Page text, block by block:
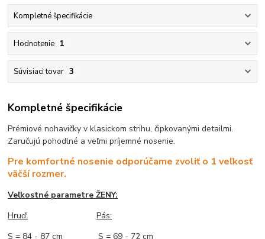
Kompletné špecifikácie
Hodnotenie 1
Súvisiaci tovar 3
Kompletné špecifikácie
Prémiové nohavičky v klasickom strihu, čipkovanými detailmi.
Zaručujú pohodlné a veľmi príjemné nosenie.
Pre komfortné nosenie odporúčame zvoliť o 1 veľkosť
väčší rozmer.
Veľkostné parametre ŽENY:
Hruď:
Pás:
S = 84 - 87 cm S = 69 - 72 cm